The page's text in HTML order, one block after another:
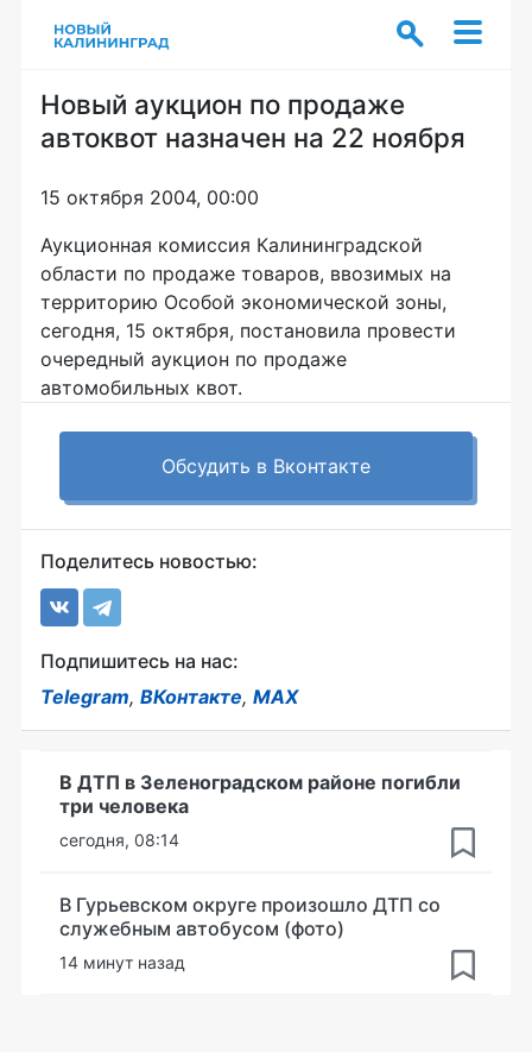
Новый аукцион по продаже
автоквот назначен на 22 ноября
15 октября 2004, 00:00
Аукционная комиссия Калининградской
области по продаже товаров, ввозимых на
территорию Особой экономической зоны,
сегодня, 15 октября, постановила провести
очередный аукцион по продаже
автомобильных квот.
Обсудить в Вконтакте
Поделитесь новостью:
Подпишитесь на нас:
Telegram, ВКонтакте, MAX
В ДТП в Зеленоградском районе погибли
три человека
сегодня, 08:14
В Гурьевском округе произошло ДТП со
служебным автобусом (фото)
14 минут назад